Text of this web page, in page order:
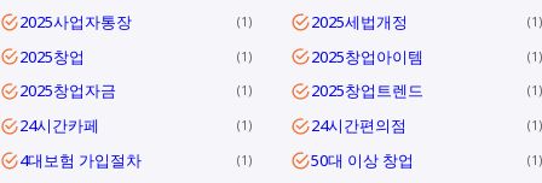
2025사업자통장 1 2025세법개정 1
2025창업 1 2025창업아이템 1
2025창업자금 1 2025창업트렌드 1
24시간카페 1 24시간편의점 1
4대보험 가입절차 1 50대 이상 창업 1